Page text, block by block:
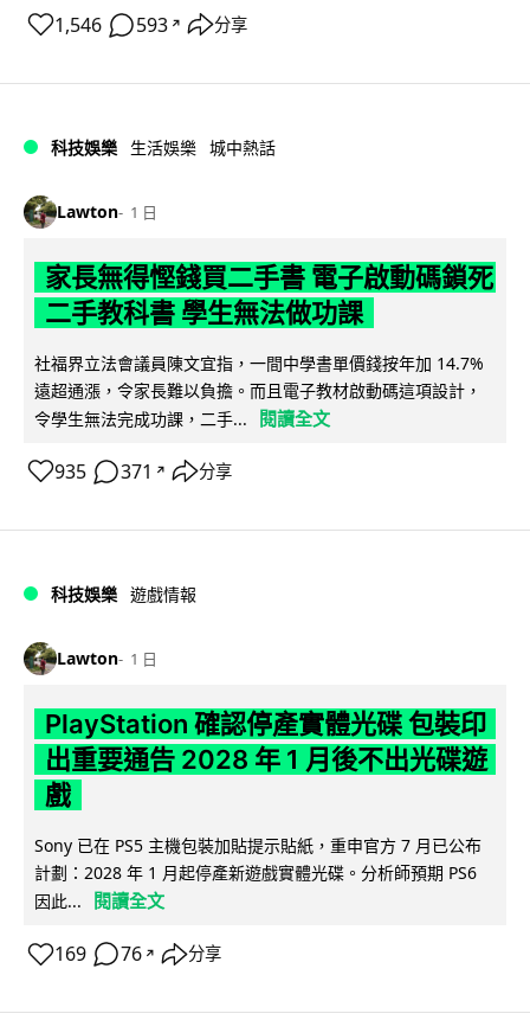
1,546 593 ↗ 分享
科技娛樂 生活娛樂 城中熱話
Lawton 1 日
家長無得慳錢買二手書 電子啟動碼鎖死
二手教科書 學生無法做功課
社福界立法會議員陳文宜指，一間中學書單價錢按年加 14.7%
遠超通漲，令家長難以負擔。而且電子教材啟動碼這項設計，
令學生無法完成功課，二手...
閱讀全文
935 371 ↗ 分享
科技娛樂 遊戲情報
Lawton 1 日
PlayStation 確認停產實體光碟 包裝印
出重要通告 2028 年 1 月後不出光碟遊
戲
Sony 已在 PS5 主機包裝加貼提示貼紙，重申官方 7 月已公布
計劃：2028 年 1 月起停產新遊戲實體光碟。分析師預期 PS6
因此...
閱讀全文
169 76 ↗ 分享